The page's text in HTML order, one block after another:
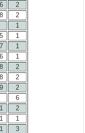
2
2
1
1
1
1
2
2
2
6
2
1
3